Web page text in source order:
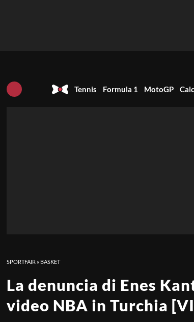
Tennis Formula 1 MotoGP
SPORTFAIR » BASKET
La denuncia di Enes
video NBA in Turchia